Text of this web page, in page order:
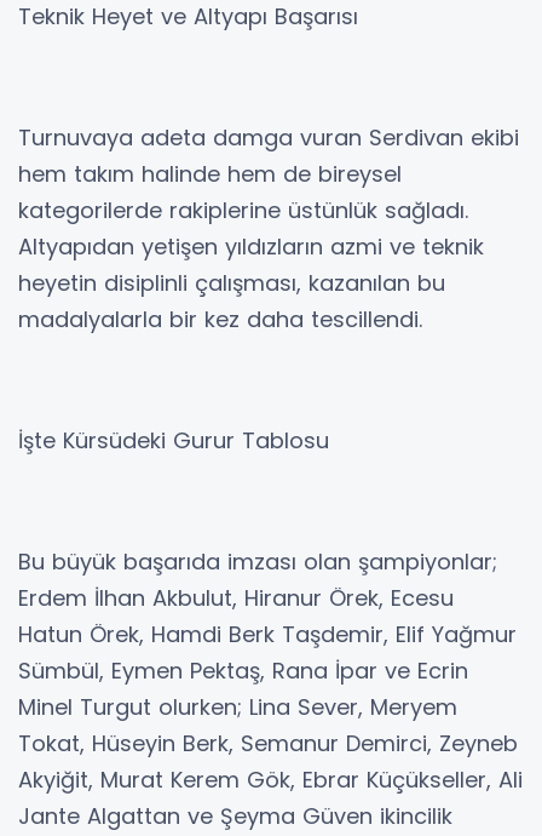
Teknik Heyet ve Altyapı Başarısı
Turnuvaya adeta damga vuran Serdivan ekibi
hem takım halinde hem de bireysel
kategorilerde rakiplerine üstünlük sağladı.
Altyapıdan yetişen yıldızların azmi ve teknik
heyetin disiplinli çalışması, kazanılan bu
madalyalarla bir kez daha tescillendi.
İşte Kürsüdeki Gurur Tablosu
Bu büyük başarıda imzası olan şampiyonlar;
Erdem İlhan Akbulut, Hiranur Örek, Ecesu
Hatun Örek, Hamdi Berk Taşdemir, Elif Yağmur
Sümbül, Eymen Pektaş, Rana İpar ve Ecrin
Minel Turgut olurken; Lina Sever, Meryem
Tokat, Hüseyin Berk, Semanur Demirci, Zeyneb
Akyiğit, Murat Kerem Gök, Ebrar Küçükseller, Ali
Jante Algattan ve Şeyma Güven ikincilik